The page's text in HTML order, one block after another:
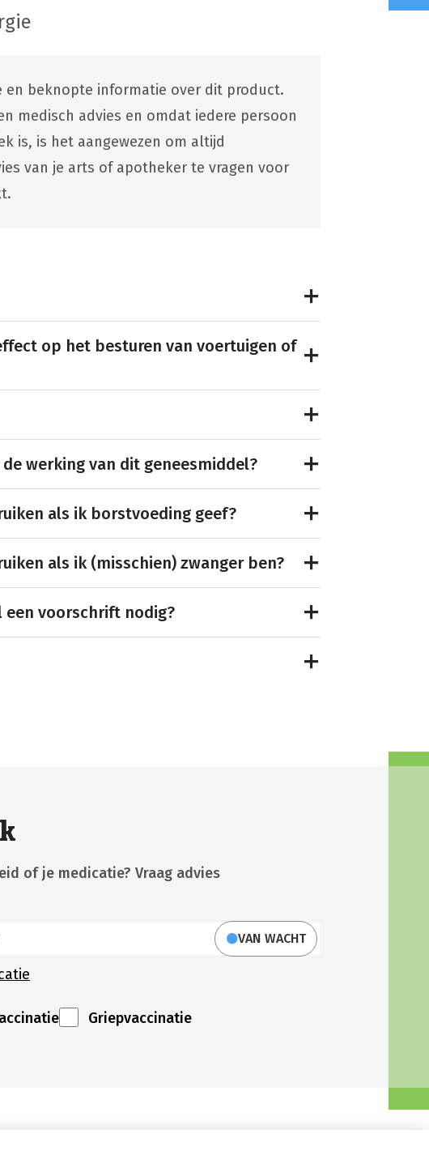
en beknopte informatie over dit product.
medisch advies en omdat iedere persoon
is, is het aangewezen om altijd
van je arts of apotheker te vragen voor
op het besturen van voertuigen of
werking van dit geneesmiddel?
als ik borstvoeding geef?
als ik (misschien) zwanger ben?
een voorschrift nodig?
of je medicatie? Vraag advies
VAN WACHT
Griepvaccinatie